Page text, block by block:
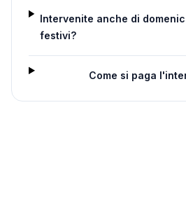
Intervenite anche di
festivi?
Come si paga